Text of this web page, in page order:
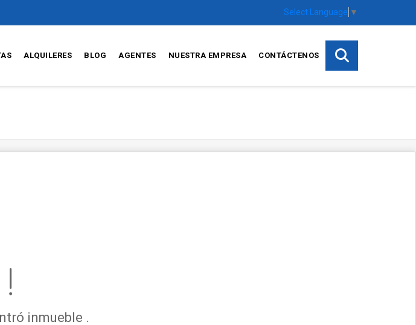
Select Language ▼
ALQUILERES BLOG AGENTES NUESTRA EMPRESA CONTÁCTENOS
inmueble .